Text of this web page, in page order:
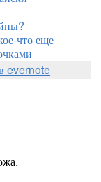
что еще
evernote